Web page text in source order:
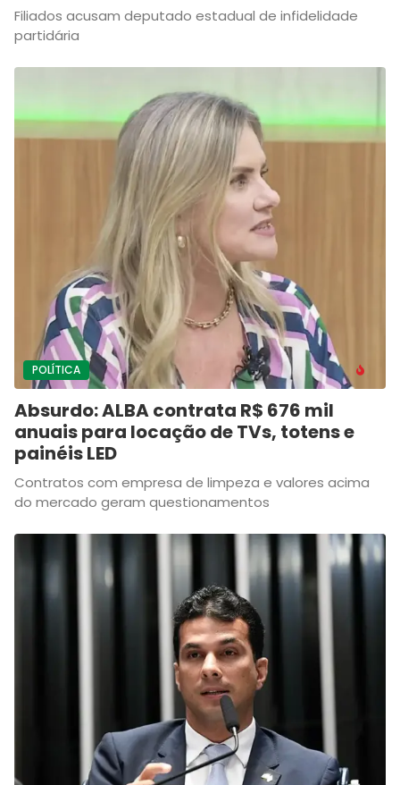
Filiados acusam deputado estadual de infidelidade
partidária
POLÍTICA
Absurdo: ALBA contrata R$ 676 mil
anuais para locação de TVs, totens e
painéis LED
Contratos com empresa de limpeza e valores acima
do mercado geram questionamentos